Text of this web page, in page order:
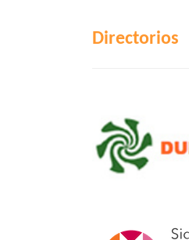
Directorios